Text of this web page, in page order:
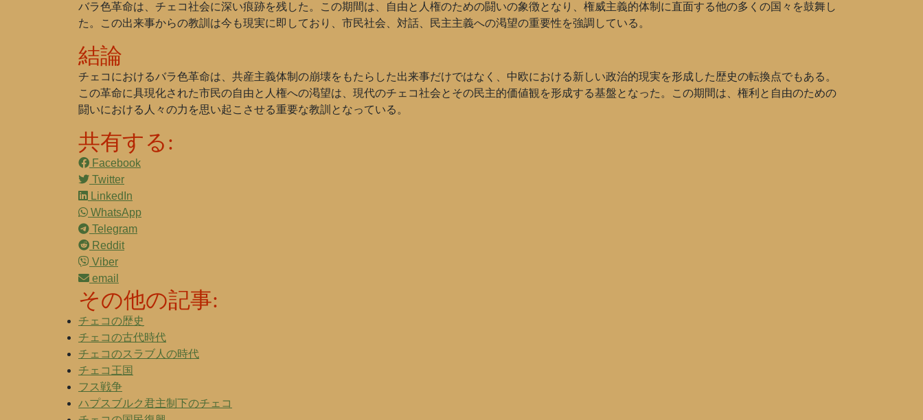
バラ色革命は、チェコ社会に深い痕跡を残した。この期間は、自由と人権のための闘いの象徴となり、権威主義的体制に直面する他の多くの国々を鼓舞し
た。この出来事からの教訓は今も現実に即しており、市民社会、対話、民主主義への渇望の重要性を強調している。
結論
チェコにおけるバラ色革命は、共産主義体制の崩壊をもたらした出来事だけではなく、中欧における新しい政治的現実を形成した歴史の転換点でもある。
この革命に具現化された市民の自由と人権への渇望は、現代のチェコ社会とその民主的価値観を形成する基盤となった。この期間は、権利と自由のための
闘いにおける人々の力を思い起こさせる重要な教訓となっている。
共有する:
Facebook
Twitter
LinkedIn
WhatsApp
Telegram
Reddit
Viber
email
その他の記事:
チェコの歴史
チェコの古代時代
チェコのスラブ人の時代
チェコ王国
フス戦争
ハプスブルク君主制下のチェコ